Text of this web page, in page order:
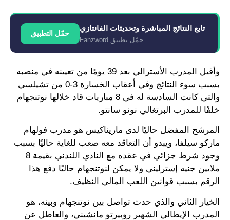
تابع النتائج المباشرة وتحديثات الفانتازي
حمّل تطبيق Fanzword
حمّل التطبيق
وأقيل المدرب الأسترالي بعد 39 يومًا من تعيينه في منصبه
بسبب سوء النتائج وفي أعقاب الخسارة 3-0 من تشيلسي
والتي كانت السادسة له في 8 مباريات قاد خلالها نوتنجهام
خلفًا للمدرب البرتغالي نونو سانتو.
المرشح المفضل حاليًا لدى ماريناكيس هو مدرب فولهام
ماركو سيلفا، ويبدو أن التعاقد معه صعب للغاية حاليًا بسبب
وجود شرط جزائي في عقده مع النادي اللندني بقيمة 8
ملايين جنيه إسترليني ولا يمكن لنوتنجهام حاليًا دفع هذا
الرقم بسبب قوانين اللعب المالي النظيف.
الخيار الثاني والذي حدث تواصل بين نوتنجهام وبينه، هو
المدرب الإيطالي الشهير روبيرتو مانشيني، والعاطل عن